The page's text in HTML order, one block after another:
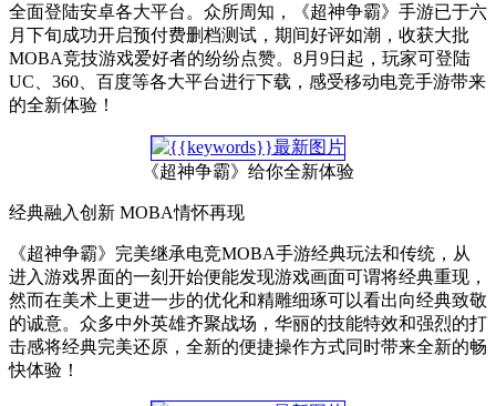
全面登陆安卓各大平台。众所周知，《超神争霸》手游已于六
月下旬成功开启预付费删档测试，期间好评如潮，收获大批
MOBA竞技游戏爱好者的纷纷点赞。8月9日起，玩家可登陆
UC、360、百度等各大平台进行下载，感受移动电竞手游带来
的全新体验！
《超神争霸》给你全新体验
经典融入创新 MOBA情怀再现
《超神争霸》完美继承电竞MOBA手游经典玩法和传统，从
进入游戏界面的一刻开始便能发现游戏画面可谓将经典重现，
然而在美术上更进一步的优化和精雕细琢可以看出向经典致敬
的诚意。众多中外英雄齐聚战场，华丽的技能特效和强烈的打
击感将经典完美还原，全新的便捷操作方式同时带来全新的畅
快体验！